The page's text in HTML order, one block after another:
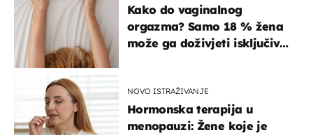
Kako do vaginalnog
orgazma? Samo 18 % žena
može ga doživjeti isključivo
NOVO ISTRAŽIVANJE
Hormonska terapija u
menopauzi: Žene koje je